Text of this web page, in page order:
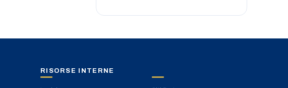
RISORSE INTERNE